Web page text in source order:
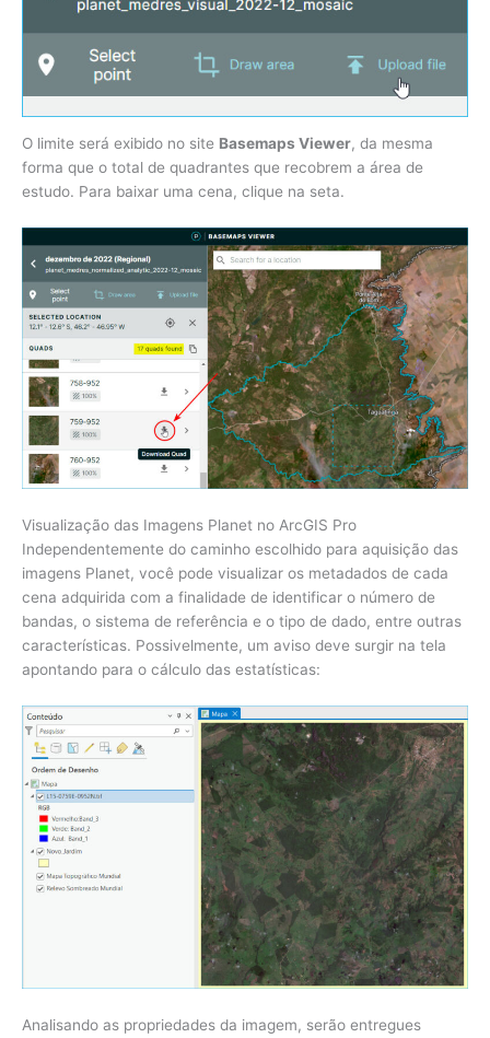
O limite será exibido no site Basemaps Viewer, da mesma
forma que o total de quadrantes que recobrem a área de
estudo. Para baixar uma cena, clique na seta.
Visualização das Imagens Planet no ArcGIS Pro
Independentemente do caminho escolhido para aquisição das
imagens Planet, você pode visualizar os metadados de cada
cena adquirida com a finalidade de identificar o número de
bandas, o sistema de referência e o tipo de dado, entre outras
características. Possivelmente, um aviso deve surgir na tela
apontando para o cálculo das estatísticas:
Analisando as propriedades da imagem, serão entregues